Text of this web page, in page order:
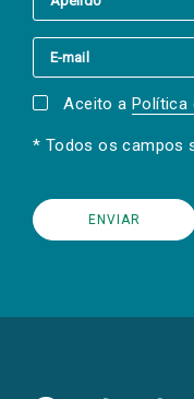
Aceito a Política
* Todos os campos